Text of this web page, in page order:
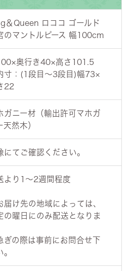
＆Queen ロココ ゴールド
のマントルピース 幅100cm
奥行き40×高さ101.5
寸：(1段目～3段目)幅73×
22
ガニー材（輸出許可マホガ
天然木）
にてご確認ください。
より1～2週間程度
け先の地域によっては、
の曜日にのみ配送となりま
ぎの際は事前にお問合せ下
。